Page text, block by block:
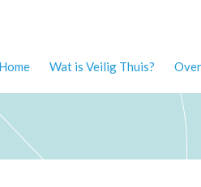
Home Wat is Veilig Thuis?